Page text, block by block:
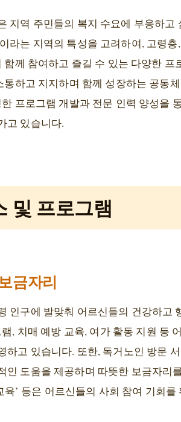
지역 주민들의 복지 수요에 부응하
라는 지역의 특성을 고려하여, 고령
께 참여하고 즐길 수 있는 다양한
하고 지지하며 함께 성장하는 공동
프로그램 개발과 전문 인력 양성을
고 있습니다.
및 프로그램
금자리
인구에 발맞춰 어르신들의 건강하고
, 치매 예방 교육, 여가 활동 지원 등
하고 있습니다. 또한, 독거노인 방문
인 도움을 제공하며 따뜻한 보금자리
육’ 등은 어르신들의 사회 참여 기회